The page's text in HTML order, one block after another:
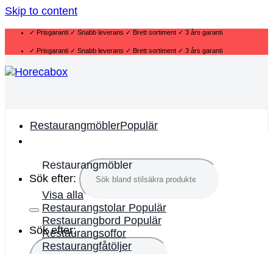
Skip to content
✓ Prisgaranti ✓ Snabb leverans ✓ Brett sortiment ✓ 3 års garanti
✓ Prisgaranti ✓ Snabb leverans ✓ Brett sortiment ✓ 3 års garanti
Sök efter:
Sök efter:
Restaurangmöbler
Restaurangmöbler
Visa alla
Restaurangstolar
Restaurangbord
Restaurangsoffor
Restaurangfåtöljer